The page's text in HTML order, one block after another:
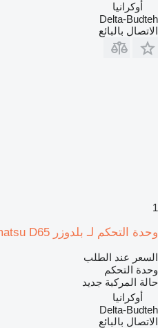
أوكرانيا
Delta-Budteh
الاتصال بالبائع
1
وحدة التحكم لـ بلدوزر Komatsu D65
السعر عند الطلب
وحدة التحكم
حالة المركبة جديد
أوكرانيا
Delta-Budteh
الاتصال بالبائع